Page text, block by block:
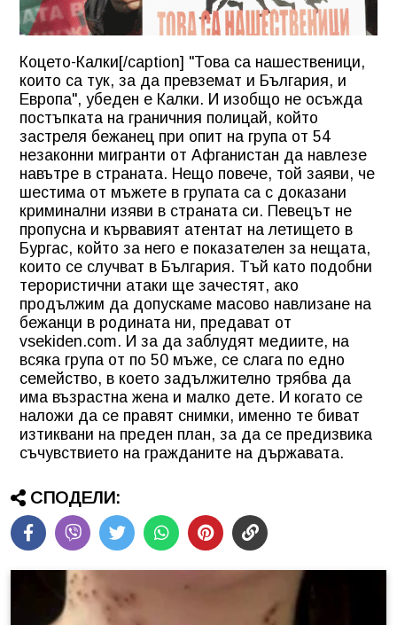
Коцето-Калки[/caption] "Това са нашественици,
които са тук, за да превземат и България, и
Европа", убеден е Калки. И изобщо не осъжда
постъпката на граничния полицай, който
застреля бежанец при опит на група от 54
незаконни мигранти от Афганистан да навлезе
навътре в страната. Нещо повече, той заяви, че
шестима от мъжете в групата са с доказани
криминални изяви в страната си. Певецът не
пропусна и кървавият атентат на летището в
Бургас, който за него е показателен за нещата,
които се случват в България. Тъй като подобни
терористични атаки ще зачестят, ако
продължим да допускаме масово навлизане на
бежанци в родината ни, предават от
vsekiden.com. И за да заблудят медиите, на
всяка група от по 50 мъже, се слага по едно
семейство, в което задължително трябва да
има възрастна жена и малко дете. И когато се
наложи да се правят снимки, именно те биват
изтиквани на преден план, за да се предизвика
съчувствието на гражданите на държавата.
СПОДЕЛИ: